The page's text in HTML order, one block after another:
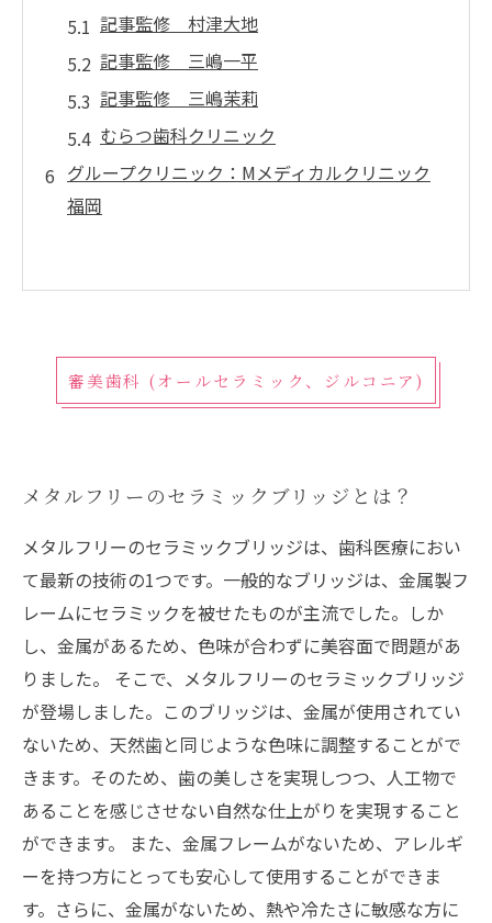
記事監修 村津大地
記事監修 三嶋一平
記事監修 三嶋茉莉
むらつ歯科クリニック
グループクリニック：Mメディカルクリニック
福岡
審美歯科 (オールセラミック、ジルコニア)
メタルフリーのセラミックブリッジとは？
メタルフリーのセラミックブリッジは、歯科医療におい
て最新の技術の1つです。一般的なブリッジは、金属製フ
レームにセラミックを被せたものが主流でした。しか
し、金属があるため、色味が合わずに美容面で問題があ
りました。 そこで、メタルフリーのセラミックブリッジ
が登場しました。このブリッジは、金属が使用されてい
ないため、天然歯と同じような色味に調整することがで
きます。そのため、歯の美しさを実現しつつ、人工物で
あることを感じさせない自然な仕上がりを実現すること
ができます。 また、金属フレームがないため、アレルギ
ーを持つ方にとっても安心して使用することができま
す。さらに、金属がないため、熱や冷たさに敏感な方に